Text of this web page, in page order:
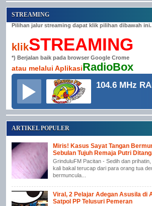
STREAMING
Pilihan jalur streaming dapat klik pilihan dibawah ini.
klikSTREAMING
*) Berjalan baik pada browser Google Crome
atau melalui AplikasiRadioBox
ARTIKEL POPULER
Miris! Kasus Sayat Tangan
Sebulan Tujuh Remaja Putri
GrinduluFM Pacitan - Sedih dan
kali bakal terucap dari para orang tua
bermuncula...
Viral, 2 Pelajar Adegan Asusila di
Satpol PP Telusuri Pemeran